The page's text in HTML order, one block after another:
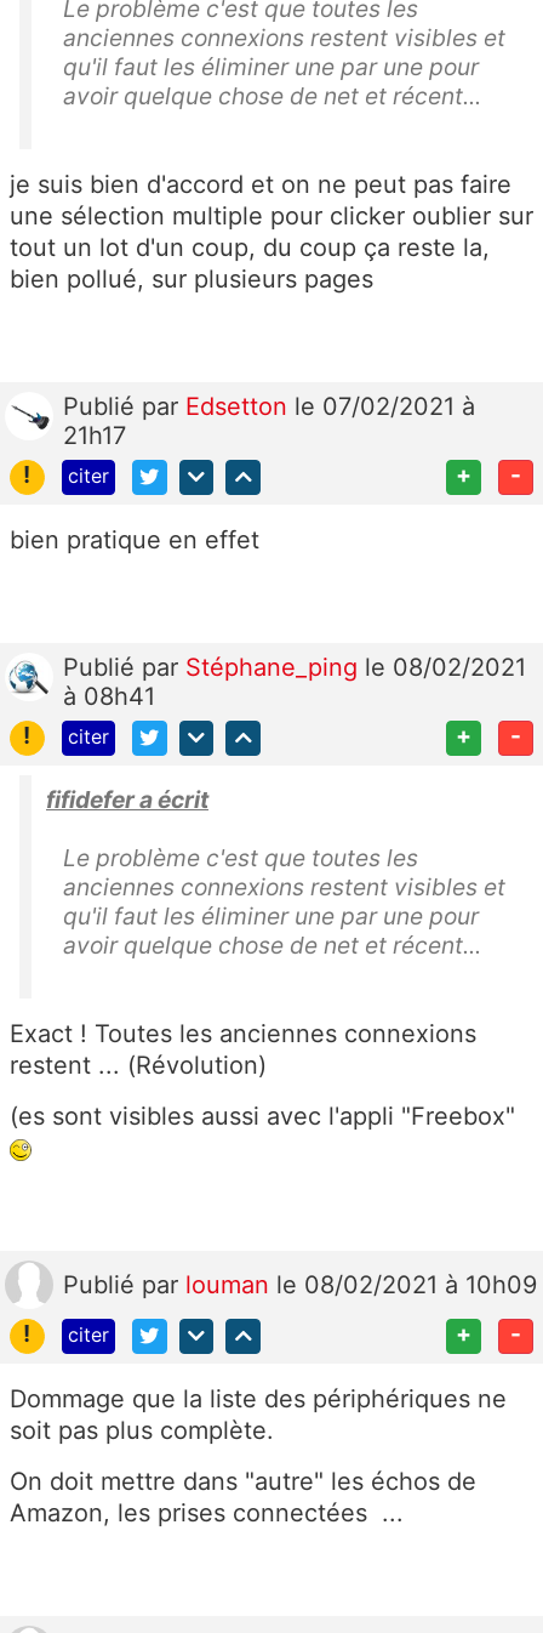
Le problème c'est que toutes les
anciennes connexions restent visibles et
qu'il faut les éliminer une par une pour
avoir quelque chose de net et récent...
je suis bien d'accord et on ne peut pas faire
une sélection multiple pour clicker oublier sur
tout un lot d'un coup, du coup ça reste la,
bien pollué, sur plusieurs pages
Publié par Edsetton le 07/02/2021 à
21h17
!
citer + -
bien pratique en effet
Publié par Stéphane_ping le 08/02/2021
à 08h41
!
citer + -
fifidefer a écrit
Le problème c'est que toutes les
anciennes connexions restent visibles et
qu'il faut les éliminer une par une pour
avoir quelque chose de net et récent...
Exact ! Toutes les anciennes connexions
restent ... (Révolution)
(es sont visibles aussi avec l'appli "Freebox"
Publié par louman le 08/02/2021 à 10h09
!
citer + -
Dommage que la liste des périphériques ne
soit pas plus complète.
On doit mettre dans "autre" les échos de
Amazon, les prises connectées ...